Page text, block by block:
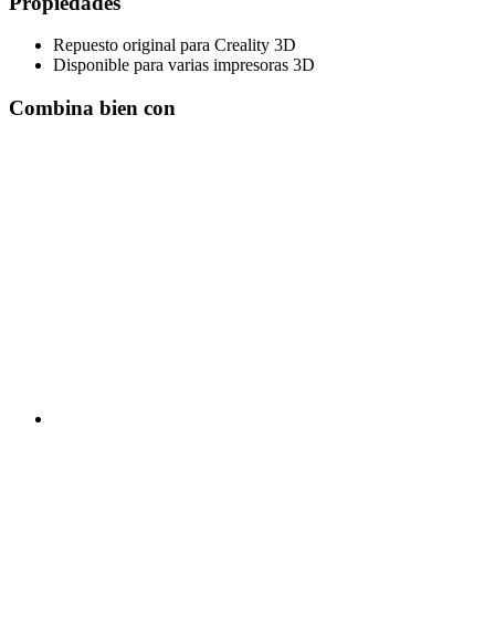
Repuesto original para Creality 3D
Disponible para varias impresoras 3D
Combina bien con